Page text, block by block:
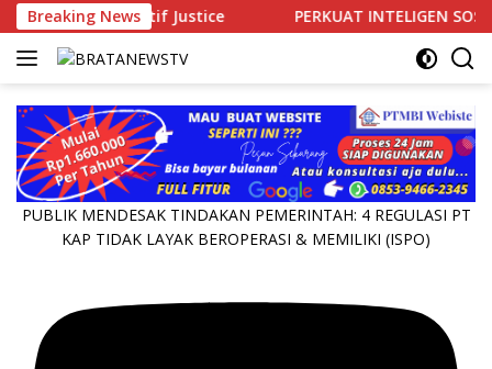
Langsung
ke
konten
Breaking News
Justice PERKUAT INTELIGEN SOSIAL:
PUBLIK MENDESAK TINDAKAN PEMERINTAH: 4 REGULASI PT
KAP TIDAK LAYAK BEROPERASI & MEMILIKI (ISPO)